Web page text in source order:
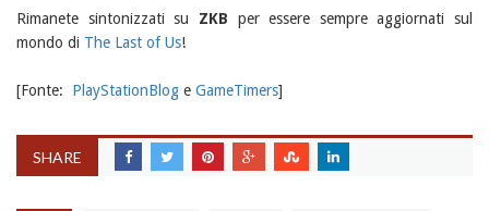
Rimanete sintonizzati su ZKB per essere sempre aggiornati sul
mondo di The Last of Us!
[Fonte: PlayStationBlog e GameTimers]
SHARE